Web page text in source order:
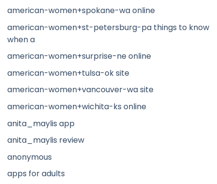
american-women+spokane-wa online
american-women+st-petersburg-pa things to know
when a
american-women+surprise-ne online
american-women+tulsa-ok site
american-women+vancouver-wa site
american-women+wichita-ks online
anita_maylis app
anita_maylis review
anonymous
apps for adults